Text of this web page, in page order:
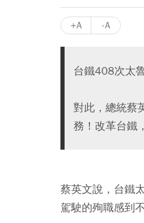
+A -A
台鐵408次太
對此，總統蔡
務！改革台鐵
蔡英文說，台鐵
駕駛的殉職感到